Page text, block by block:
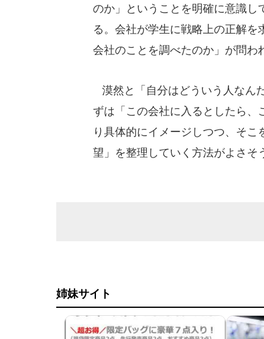
のか」ということを明確に意識し
る。会社が学生に戦略上の正解
会社のことを調べたのか」が問わ
漠然と「自分はどういう人なん
ずは「この会社に入るとしたら、
り具体的にイメージしつつ、そ
望」を整理していく方法がよさそ
姉妹サイト